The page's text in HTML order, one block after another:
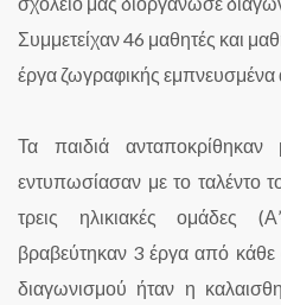
Συμμετείχαν 46 μαθητές και
έργα ζωγραφικής εμπνευσμένα
Τα παιδιά
εντυπωσίασαν με το ταλέντο
τρεις ηλικιακές ομάδες
βραβεύτηκαν 3 έργα από κάθε
διαγωνισμού ήταν η